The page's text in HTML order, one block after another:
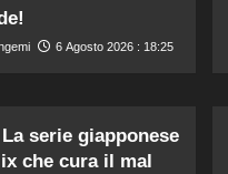
6 Agosto 2026 : 18:25
serie giapponese
che cura il mal